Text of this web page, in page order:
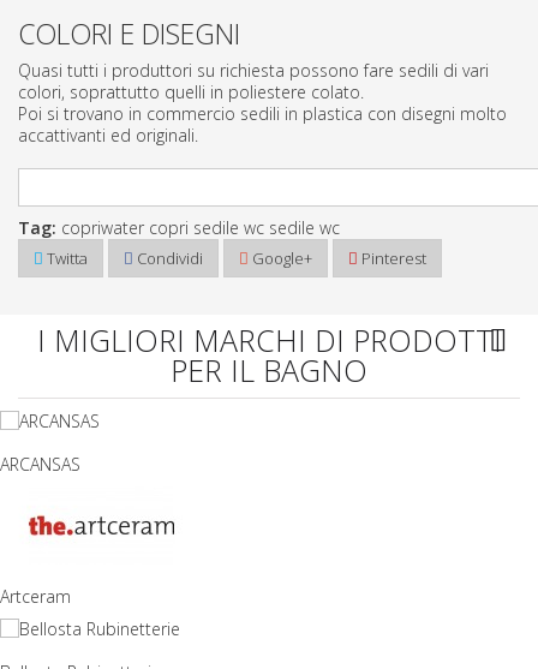
COLORI E DISEGNI
Quasi tutti i produttori su richiesta possono fare sedili di vari
colori, soprattutto quelli in poliestere colato.
Poi si trovano in commercio sedili in plastica con disegni molto
accattivanti ed originali.
Tag: copriwater copri sedile wc sedile wc
Twitta Condividi Google+ Pinterest
I MIGLIORI MARCHI DI PRODOTTI
PER IL BAGNO